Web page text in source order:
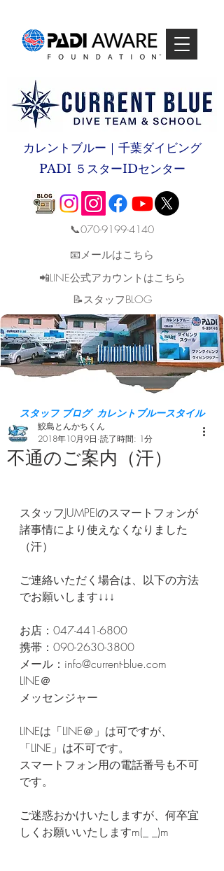
カレントブルー｜千葉ダイビング
PADI ５スターIDセンター
📞070-9199-4140
📧メールはこちら
📲LINE公式アカウントはこちら
​📝スタッフBLOG
スタッフ ブログ カレントブルースタイル
不通のご案内（汗）
鮫島とんかちくん
2018年10月9日 読了時間: 1分
スタッフJUMPEIのスマートフォンが
諸事情により使えなくなりました
（汗）
ご連絡いただく場合は、以下の方法
でお願いします↓↓↓
お店：047-441-6800
携帯：090-2630-3800
メール：info@current-blue.com
LINE＠
メッセンジャー
LINEは「LINE＠」は可ですが、
「LINE」は不可です。
スマートフォン用の電話番号も不可
です。
ご迷惑おかけいたしますが、何卒宜
しくお願いいたしますm(_ _)m